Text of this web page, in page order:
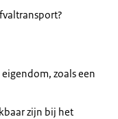
zoals een
zijn bij het